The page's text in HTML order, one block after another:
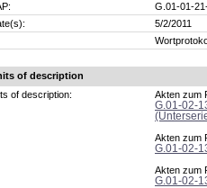
G.01-01-
5/2/2011
of description
of description:
Akten zum
G.01-02-
Akten zum
G.01-02-
Akten zum
G.01-02-